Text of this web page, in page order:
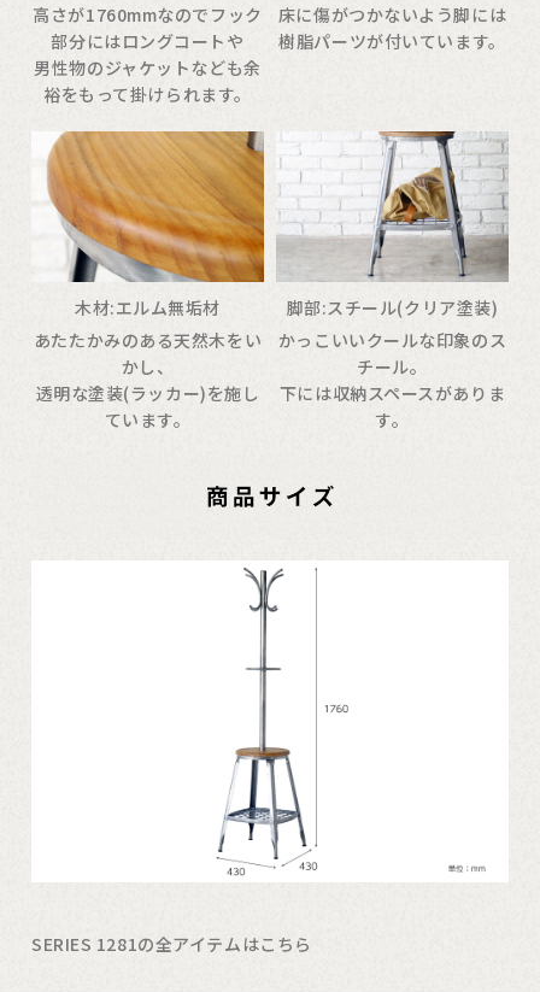
高さが1760mmなのでフック
部分にはロングコートや
男性物のジャケットなども余
裕をもって掛けられます。
床に傷がつかないよう脚には
樹脂パーツが付いています。
木材:エルム無垢材
あたたかみのある天然木をい
かし、
透明な塗装(ラッカー)を施し
ています。
脚部:スチール(クリア塗装)
かっこいいクールな印象のス
チール。
下には収納スペースがありま
す。
SERIES 1281の全アイテムはこちら